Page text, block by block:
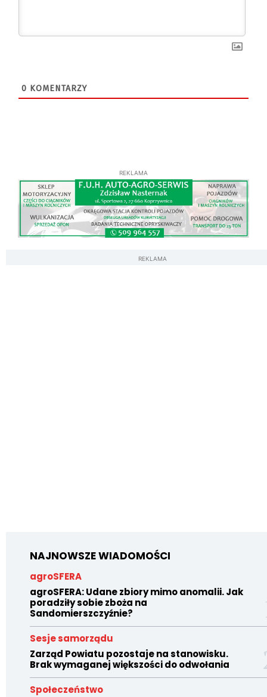
0 KOMENTARZY
REKLAMA
REKLAMA
NAJNOWSZE WIADOMOŚCI
agroSFERA
agroSFERA: Udane zbiory mimo anomalii. Jak
poradziły sobie zboża na
Sandomierszczyźnie?
Sesje samorządu
Zarząd Powiatu pozostaje na stanowisku.
Brak wymaganej większości do odwołania
Społeczeństwo